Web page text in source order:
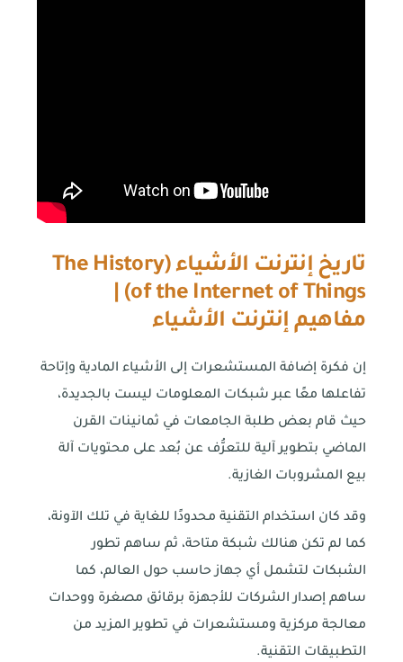
تاريخ إنترنت الأشياء (The History
of the Internet of Things
) |
مفاهيم إنترنت الأشياء
إن فكرة إضافة المستشعرات إلى الأشياء المادية وإتاحة
تفاعلها معًا عبر شبكات المعلومات ليست بالجديدة،
حيث قام بعض طلبة الجامعات في ثمانينات القرن
الماضي بتطوير آلية للتعرُّف عن بُعد على محتويات آلة
بيع المشروبات الغازية.
وقد كان استخدام التقنية محدودًا للغاية في تلك الآونة،
كما لم تكن هنالك شبكة متاحة، ثم ساهم تطور
الشبكات لتشمل أي جهاز حاسب حول العالم، كما
ساهم إصدار الشركات للأجهزة برقائق مصغرة ووحدات
معالجة مركزية ومستشعرات في تطوير المزيد من
التطبيقات التقنية.